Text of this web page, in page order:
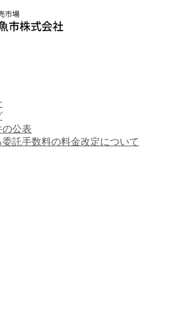
公表
託手数料の料金改定について